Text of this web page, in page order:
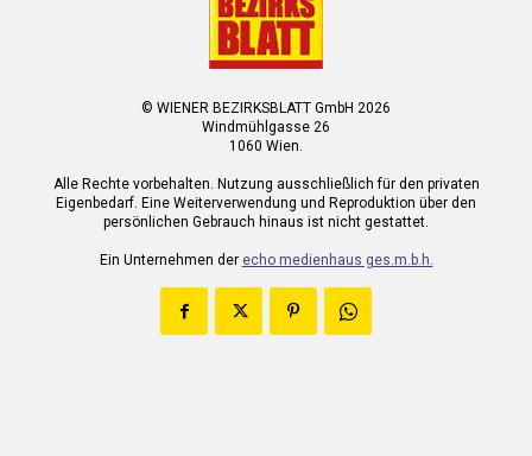
© WIENER BEZIRKSBLATT GmbH 2026
Windmühlgasse 26
1060 Wien.
Alle Rechte vorbehalten. Nutzung ausschließlich für den privaten
Eigenbedarf. Eine Weiterverwendung und Reproduktion über den
persönlichen Gebrauch hinaus ist nicht gestattet.
Ein Unternehmen der echo medienhaus ges.m.b.h.